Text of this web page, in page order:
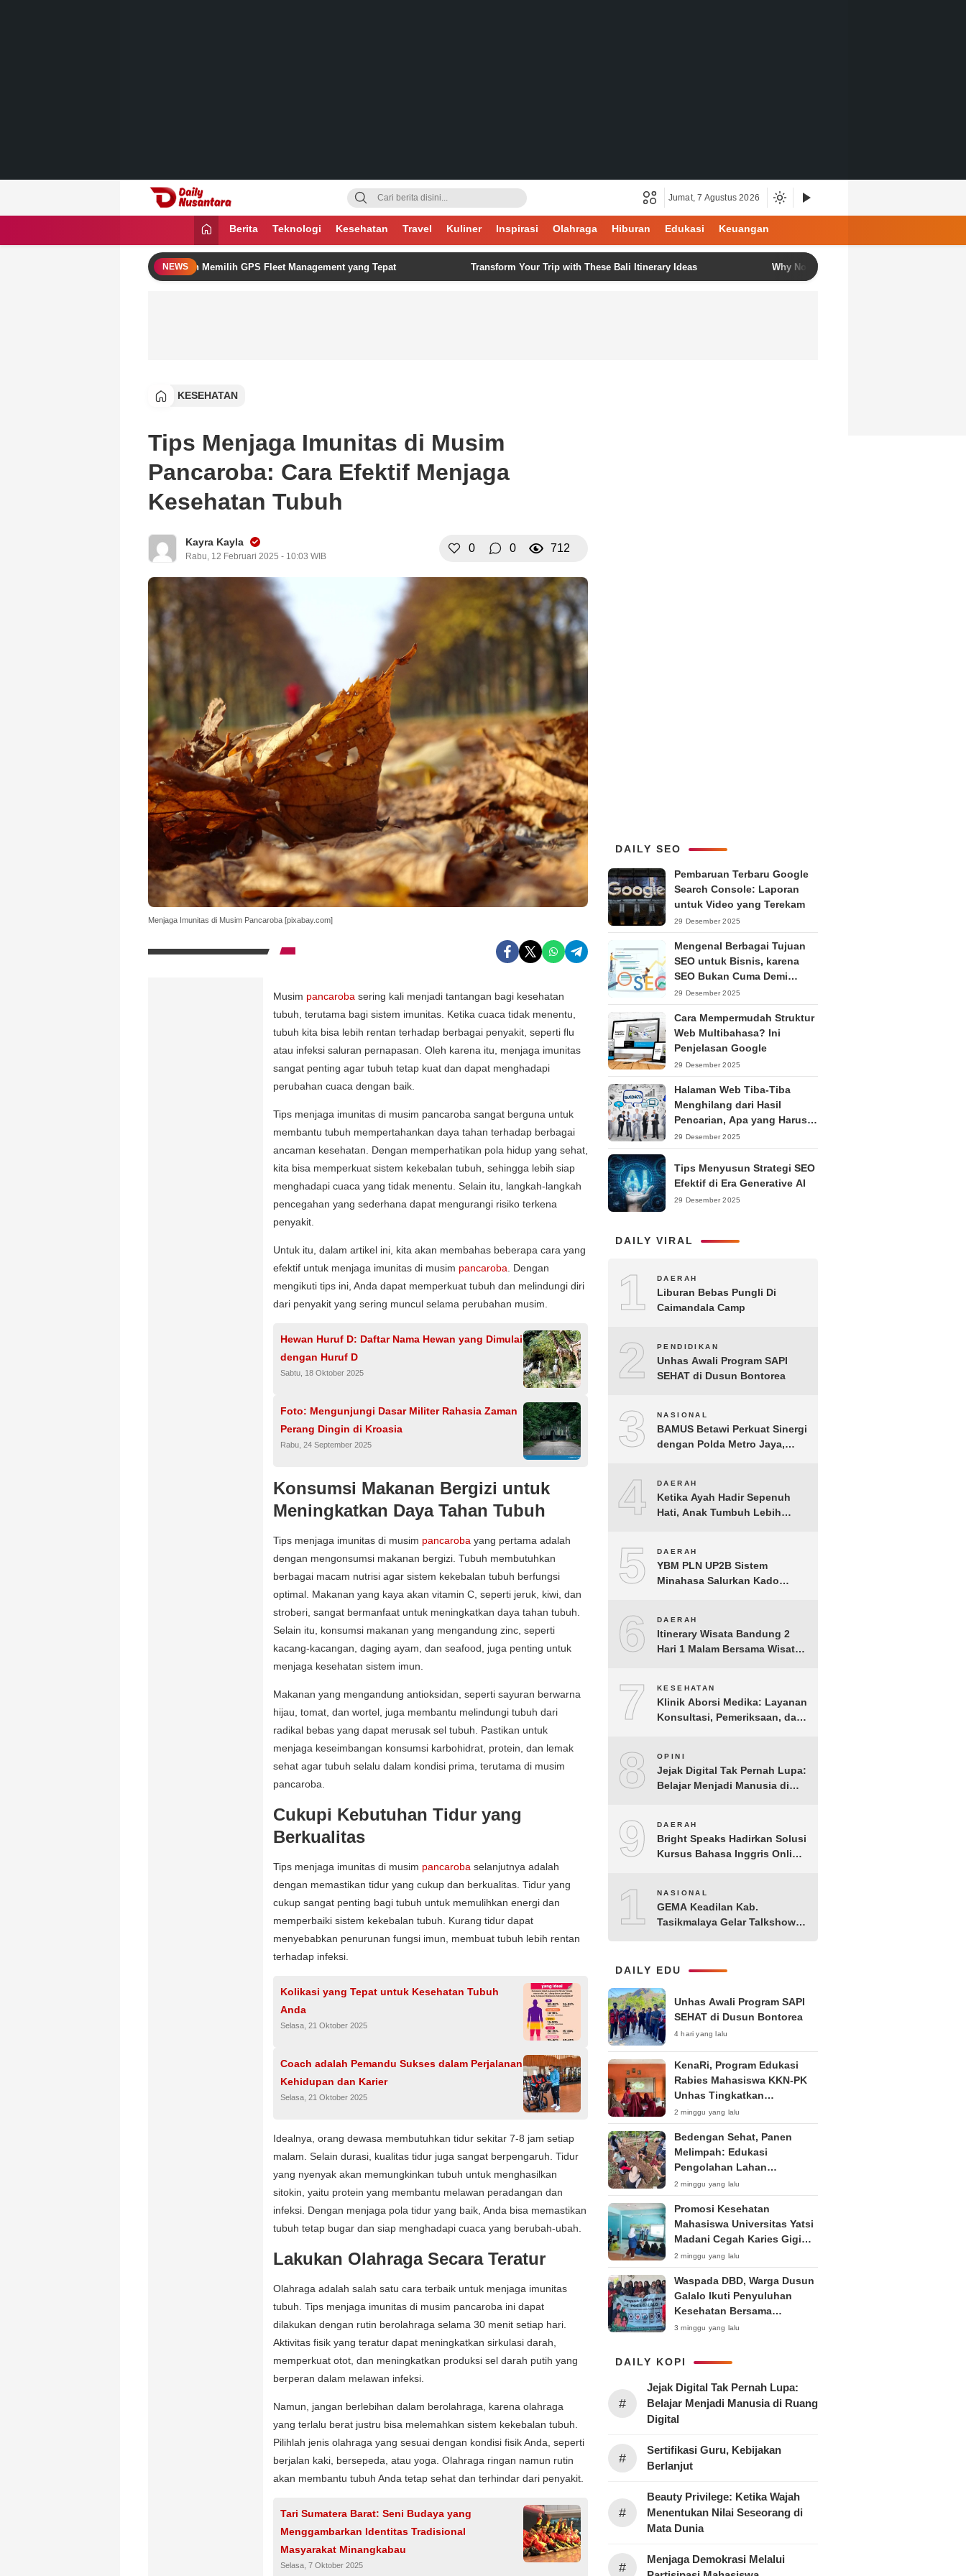
Daily Nusantara
Menyajikan Fakta, Menginspirasi Bangsa
Jumat, 7 Agustus 2026
Berita Teknologi Kesehatan Travel Kuliner Inspirasi Olahraga Hiburan Edukasi Keuangan
NEWS
Omzet Bisnis Logistik dengan Memilih GPS Fleet Management yang Tepat Transform Your Trip with These Bali Itinerary Ideas Why North Bali Is Becoming the Favorite Destination
KESEHATAN
Tips Menjaga Imunitas di Musim
Pancaroba: Cara Efektif Menjaga
Kesehatan Tubuh
Kayra Kayla
Rabu, 12 Februari 2025 - 10:03 WIB
0 0 712
Menjaga Imunitas di Musim Pancaroba [pixabay.com]
Musim pancaroba sering kali menjadi tantangan bagi kesehatan
tubuh, terutama bagi sistem imunitas. Ketika cuaca tidak menentu,
tubuh kita bisa lebih rentan terhadap berbagai penyakit, seperti flu
atau infeksi saluran pernapasan. Oleh karena itu, menjaga imunitas
sangat penting agar tubuh tetap kuat dan dapat menghadapi
perubahan cuaca dengan baik.
Tips menjaga imunitas di musim pancaroba sangat berguna untuk
membantu tubuh mempertahankan daya tahan terhadap berbagai
ancaman kesehatan. Dengan memperhatikan pola hidup yang sehat,
kita bisa memperkuat sistem kekebalan tubuh, sehingga lebih siap
menghadapi cuaca yang tidak menentu. Selain itu, langkah-langkah
pencegahan yang sederhana dapat mengurangi risiko terkena
penyakit.
Untuk itu, dalam artikel ini, kita akan membahas beberapa cara yang
efektif untuk menjaga imunitas di musim pancaroba . Dengan
mengikuti tips ini, Anda dapat memperkuat tubuh dan melindungi diri
dari penyakit yang sering muncul selama perubahan musim.
Hewan Huruf D: Daftar Nama Hewan yang Dimulai
dengan Huruf D
Sabtu, 18 Oktober 2025
Foto: Mengunjungi Dasar Militer Rahasia Zaman
Perang Dingin di Kroasia
Rabu, 24 September 2025
Konsumsi Makanan Bergizi untuk
Meningkatkan Daya Tahan Tubuh
Tips menjaga imunitas di musim pancaroba yang pertama adalah
dengan mengonsumsi makanan bergizi. Tubuh membutuhkan
berbagai macam nutrisi agar sistem kekebalan tubuh berfungsi
optimal. Makanan yang kaya akan vitamin C, seperti jeruk, kiwi, dan
stroberi, sangat bermanfaat untuk meningkatkan daya tahan tubuh.
Selain itu, konsumsi makanan yang mengandung zinc, seperti
kacang-kacangan, daging ayam, dan seafood, juga penting untuk
menjaga kesehatan sistem imun.
Makanan yang mengandung antioksidan, seperti sayuran berwarna
hijau, tomat, dan wortel, juga membantu melindungi tubuh dari
radikal bebas yang dapat merusak sel tubuh. Pastikan untuk
menjaga keseimbangan konsumsi karbohidrat, protein, dan lemak
sehat agar tubuh selalu dalam kondisi prima, terutama di musim
pancaroba.
Cukupi Kebutuhan Tidur yang
Berkualitas
Tips menjaga imunitas di musim pancaroba selanjutnya adalah
dengan memastikan tidur yang cukup dan berkualitas. Tidur yang
cukup sangat penting bagi tubuh untuk memulihkan energi dan
memperbaiki sistem kekebalan tubuh. Kurang tidur dapat
menyebabkan penurunan fungsi imun, membuat tubuh lebih rentan
terhadap infeksi.
Kolikasi yang Tepat untuk Kesehatan Tubuh
Anda
Selasa, 21 Oktober 2025
Coach adalah Pemandu Sukses dalam Perjalanan
Kehidupan dan Karier
Selasa, 21 Oktober 2025
Idealnya, orang dewasa membutuhkan tidur sekitar 7-8 jam setiap
malam. Selain durasi, kualitas tidur juga sangat berpengaruh. Tidur
yang nyenyak akan memungkinkan tubuh untuk menghasilkan
sitokin, yaitu protein yang membantu melawan peradangan dan
infeksi. Dengan menjaga pola tidur yang baik, Anda bisa memastikan
tubuh tetap bugar dan siap menghadapi cuaca yang berubah-ubah.
Lakukan Olahraga Secara Teratur
Olahraga adalah salah satu cara terbaik untuk menjaga imunitas
tubuh. Tips menjaga imunitas di musim pancaroba ini dapat
dilakukan dengan rutin berolahraga selama 30 menit setiap hari.
Aktivitas fisik yang teratur dapat meningkatkan sirkulasi darah,
memperkuat otot, dan meningkatkan produksi sel darah putih yang
berperan dalam melawan infeksi.
Namun, jangan berlebihan dalam berolahraga, karena olahraga
yang terlalu berat justru bisa melemahkan sistem kekebalan tubuh.
Pilihlah jenis olahraga yang sesuai dengan kondisi fisik Anda, seperti
berjalan kaki, bersepeda, atau yoga. Olahraga ringan namun rutin
akan membantu tubuh Anda tetap sehat dan terhindar dari penyakit.
Tari Sumatera Barat: Seni Budaya yang
Menggambarkan Identitas Tradisional
Masyarakat Minangkabau
Selasa, 7 Oktober 2025
DAILY SEO
Pembaruan Terbaru Google
Search Console: Laporan
untuk Video yang Terekam
29 Desember 2025
Mengenal Berbagai Tujuan
SEO untuk Bisnis, karena
SEO Bukan Cuma Demi
Ranking
29 Desember 2025
Cara Mempermudah Struktur
Web Multibahasa? Ini
Penjelasan Google
29 Desember 2025
Halaman Web Tiba-Tiba
Menghilang dari Hasil
Pencarian, Apa yang Harus
Dilakukan?
29 Desember 2025
Tips Menyusun Strategi SEO
Efektif di Era Generative AI
29 Desember 2025
DAILY VIRAL
1 DAERAH
Liburan Bebas Pungli Di
Caimandala Camp
2 PENDIDIKAN
Unhas Awali Program SAPI
SEHAT di Dusun Bontorea
3 NASIONAL
BAMUS Betawi Perkuat Sinergi
dengan Polda Metro Jaya,
Kondusif Jelang HUT ke-81
Republik Indonesia
4 DAERAH
Ketika Ayah Hadir Sepenuh
Hati, Anak Tumbuh Lebih
5 DAERAH
YBM PLN UP2B Sistem
Minahasa Salurkan Kado
Tomohon
6 DAERAH
Itinerary Wisata Bandung 2
Hari 1 Malam Bersama Wisata
7 KESEHATAN
Klinik Aborsi Medika: Layanan
Konsultasi, Pemeriksaan, dan
8 OPINI
Jejak Digital Tak Pernah Lupa:
Belajar Menjadi Manusia di
9 DAERAH
Bright Speaks Hadirkan Solusi
Kursus Bahasa Inggris Online
Bicara
10NASIONAL
GEMA Keadilan Kab.
Tasikmalaya Gelar Talkshow
Negara di Era Post-Truth”
DAILY EDU
Unhas Awali Program SAPI
SEHAT di Dusun Bontorea
4 hari yang lalu
KenaRi, Program Edukasi
Rabies Mahasiswa KKN-PK
Unhas Tingkatkan
Kesadaran Siswa SD Negeri 4
Maccorawalie
2 minggu yang lalu
Bedengan Sehat, Panen
Melimpah: Edukasi
Pengolahan Lahan
Bedengan Organik bagi KWT
dan Ibu PKK RT 04 RW 01
Kelurahan Pakintelan
2 minggu yang lalu
Promosi Kesehatan
Mahasiswa Universitas Yatsi
Madani Cegah Karies Gigi
Anak
2 minggu yang lalu
Waspada DBD, Warga Dusun
Galalo Ikuti Penyuluhan
Kesehatan Bersama
Mahasiswa Pemberdayaan
Surabaya 2026
3 minggu yang lalu
DAILY KOPI
#
Jejak Digital Tak Pernah Lupa:
Belajar Menjadi Manusia di Ruang
Digital
#
Sertifikasi Guru, Kebijakan
Berlanjut
#
Beauty Privilege: Ketika Wajah
Menentukan Nilai Seseorang di
Mata Dunia
#
Menjaga Demokrasi Melalui